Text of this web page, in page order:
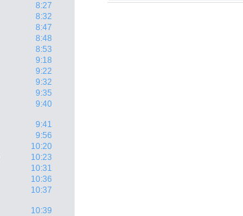
8:27
8:32
8:47
8:48
8:53
9:18
9:22
9:32
9:35
9:40
9:41
9:56
10:20
10:23
10:31
10:36
10:37
10:39